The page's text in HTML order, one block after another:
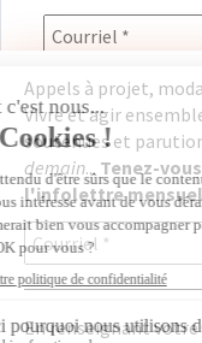
En renseignant
consentez à
Seligmann,
confidentialité. Il
désabonner à tout
Appels à projet,
Vivre et agir
soutenues et
demain... Tenez-
l'infolettre
En renseignant votre